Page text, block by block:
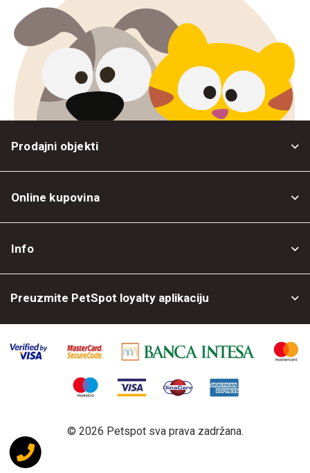
Prodajni objekti
Online kupovina
Info
Preuzmite PetSpot loyalty aplikaciju
© 2026 Petspot sva prava zadržana.